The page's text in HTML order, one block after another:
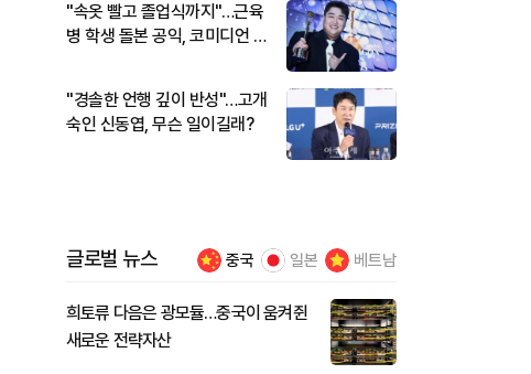
"속옷 빨고 졸업식까지"…근육
병 학생 돌본 공익, 코미디언 김
"경솔한 언행 깊이 반성"…고개
숙인 신동엽, 무슨 일이길래?
글로벌 뉴스 중국 일본 베트남
희토류 다음은 광모듈…중국이 움켜쥔
새로운 전략자산